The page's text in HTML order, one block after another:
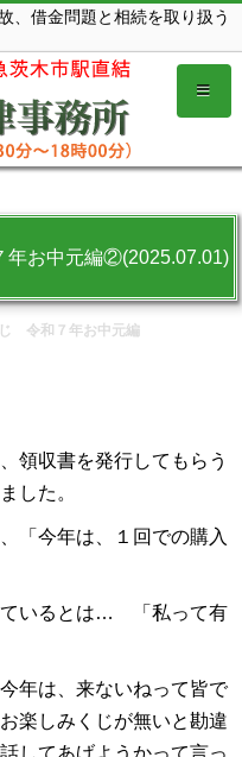
、借金問題と相続を取り扱う
お中元編②(2025.07.01)
令和７年お中元編
領収書を発行してもらう
した。
「今年は、１回での購入
ているとは… 「私って有
年は、来ないねって皆で
楽しみくじが無いと勘違
してあげようかって言っ